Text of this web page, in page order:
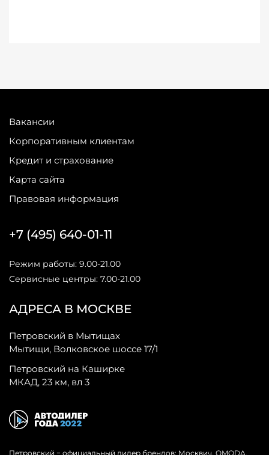
Вакансии
Корпоративным клиентам
Кредит и страхование
Карта сайта
Правовая информация
АДРЕСА В МОСКВЕ
Петровский в Мытищах
Мытищи, Волковское шоссе 17/1
Петровский на Каширке
МКАД, 23 км, вл 3
+7 (495) 640-01-11
Режим работы: 9.00-21.00
Сервисные центры: 7.00-21.00
Петровский − официальный дилер брендов: Москвич, OMODA,